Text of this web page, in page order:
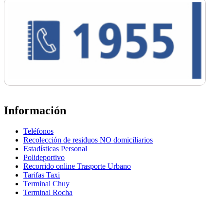
Información
Teléfonos
Recolección de residuos NO domiciliarios
Estadísticas Personal
Polideportivo
Recorrido online Trasporte Urbano
Tarifas Taxi
Terminal Chuy
Terminal Rocha